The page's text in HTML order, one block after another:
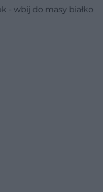
- wbij do masy białko